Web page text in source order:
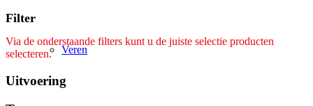
Veren
Filter
Via de onderstaande filters kunt u de juiste selectie producten
selecteren.
Uitvoering